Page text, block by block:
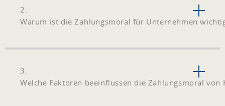
2.
Warum ist die Zahlungsmoral für Unternehmen
3.
Welche Faktoren beeinflussen die Zahlungsmoral von